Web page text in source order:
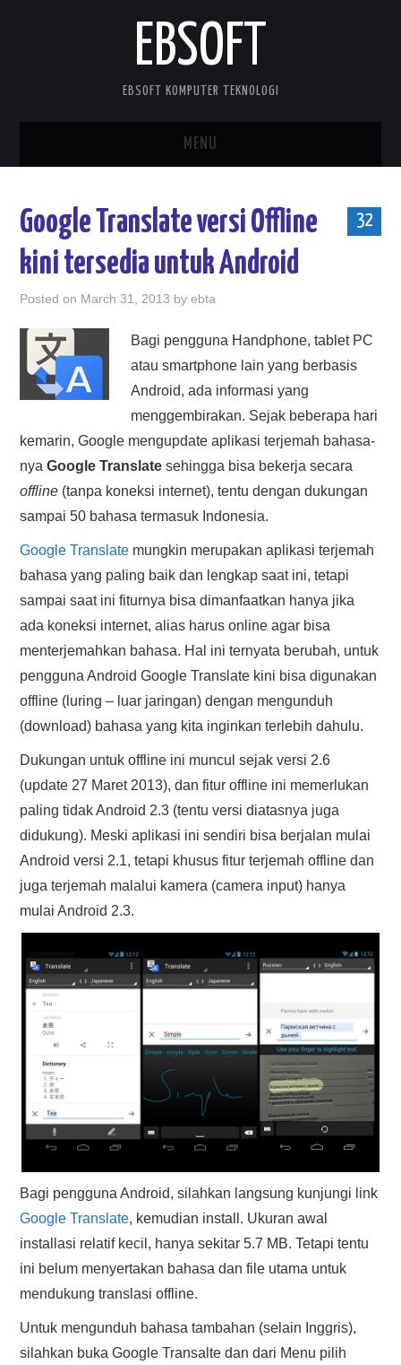
EBSOFT
EBSOFT KOMPUTER TEKNOLOGI
MENU
DOWNLOADS
DELPHI STUFF
ABOUT ME
HASIL PENCARIAN
32
Google Translate versi Offline
kini tersedia untuk Android
Posted on March 31, 2013 byebta
Bagi pengguna Handphone, tablet PC
atau smartphone lain yang berbasis
Android, ada informasi yang
menggembirakan. Sejak beberapa hari
kemarin, Google mengupdate aplikasi terjemah bahasa-
nyaGoogle Translate sehingga bisa bekerja secara
offline (tanpa koneksi internet), tentu dengan dukungan
sampai 50 bahasa termasuk Indonesia.
Google Translate mungkin merupakan aplikasi terjemah
bahasa yang paling baik dan lengkap saat ini, tetapi
sampai saat ini fiturnya bisa dimanfaatkan hanya jika
ada koneksi internet, alias harus online agar bisa
menterjemahkan bahasa. Hal ini ternyata berubah, untuk
pengguna Android Google Translate kini bisa digunakan
offline (luring – luar jaringan) dengan mengunduh
(download) bahasa yang kita inginkan terlebih dahulu.
Dukungan untuk offline ini muncul sejak versi 2.6
(update 27 Maret 2013), dan fitur offline ini memerlukan
paling tidak Android 2.3 (tentu versi diatasnya juga
didukung). Meski aplikasi ini sendiri bisa berjalan mulai
Android versi 2.1, tetapi khusus fitur terjemah offline dan
juga terjemah malalui kamera (camera input) hanya
mulai Android 2.3.
Bagi pengguna Android, silahkan langsung kunjungi link
Google Translate, kemudian install. Ukuran awal
installasi relatif kecil, hanya sekitar 5.7 MB. Tetapi tentu
ini belum menyertakan bahasa dan file utama untuk
mendukung translasi offline.
Untuk mengunduh bahasa tambahan (selain Inggris),
silahkan buka Google Transalte dan dari Menu pilih